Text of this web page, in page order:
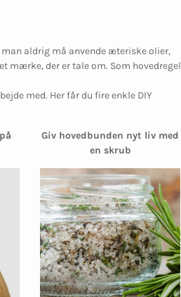
aldrig må anvende æteriske olier,
mærke, der er tale om. Som hovedregel
med. Her får du fire enkle DIY
Giv hovedbunden nyt liv med
en skrub